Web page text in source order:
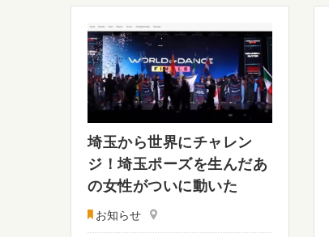
埼玉から世界にチャレン
ジ！埼玉ポーズを生んだあ
の女性がついに動いた
お知らせ